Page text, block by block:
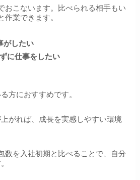
おこないます。比べられる相手もい
作業できます。
がしたい
に仕事をしたい
方におすすめです。
がれば、成長を実感しやすい環境
数を入社初期と比べることで、自分